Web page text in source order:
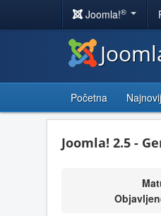
Joomla!®
Početna
Joomla! 2.5 -